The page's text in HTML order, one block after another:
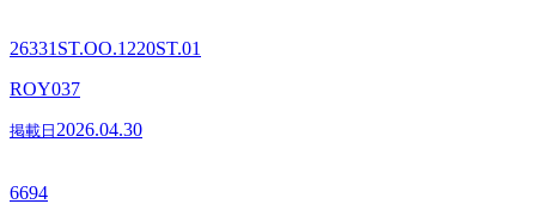
26331ST.OO.1220ST.01
ROY037
掲載日 2026.04.30
6694